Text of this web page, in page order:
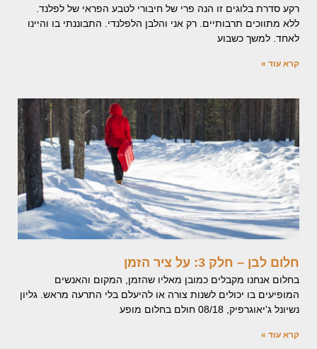
רקע סדרת בלוגים זו הנה פרי של חיבורי לטבע הפראי של לפלנד.
ללא מתווכים תרבותיים. רק אני והלבן הלפלנדי. התבוננתי בו והיינו
לאחד. למשך כשבוע
קרא עוד »
חלום לבן – חלק 3: על ציר הזמן
בחלום אנחנו מקבלים כמובן מאליו שהזמן, המקום והאנשים
המופיעים בו יכולים לשנות צורה או להיעלם בלי התרעה מראש. גליון
נשיונל ג'יאוגרפיק, 08/18 חולם בחלום מופע
קרא עוד »